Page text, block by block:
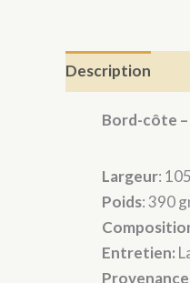
Description
Bord-côte –
Largeur:
Poids: 390
Entretien: